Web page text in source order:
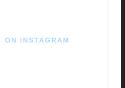
ON INSTAGRAM